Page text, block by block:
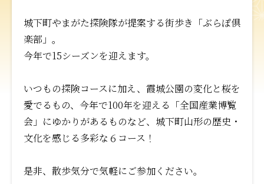
城下町やまがた探険隊が提案する街歩き「ぶらぽ倶
楽部」。
今年で15シーズンを迎えます。
いつもの探険コースに加え、霞城公園の変化と桜を
愛でるもの、今年で100年を迎える「全国産業博覧
会」にゆかりがあるものなど、城下町山形の歴史・
文化を感じる多彩な６コース！
是非、散歩気分で気軽にご参加ください。